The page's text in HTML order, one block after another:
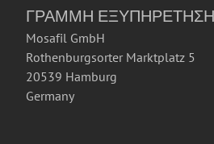
ΓΡΑΜΜΉ
Mosafil GmbH
Rothenburgsorter Marktplatz 5
20539 Hamburg
Germany